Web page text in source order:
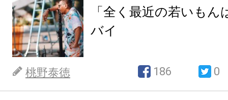
「全く最近の若いもん
バイ
桃野泰徳 186 0